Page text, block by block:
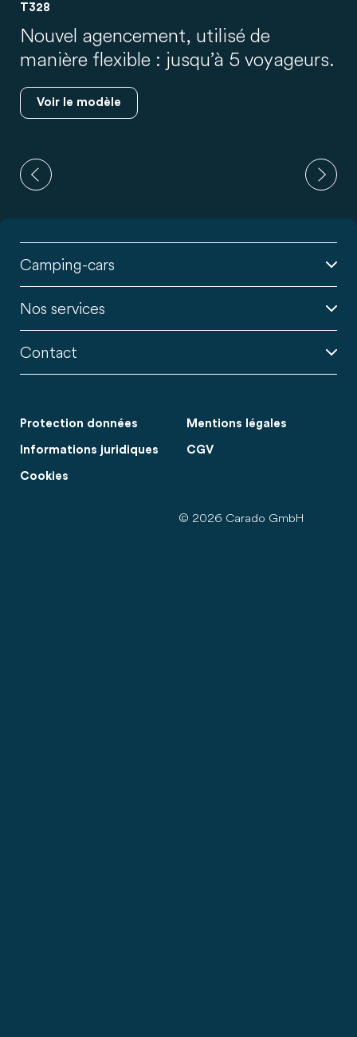
T328
Nouvel agencement, utilisé de
manière flexible : jusqu’à 5 voyageurs.
Voir le modèle
Camping-cars
Nos services
Contact
Protection données Mentions légales
Informations juridiques CGV
Cookies
© 2026 Carado GmbH